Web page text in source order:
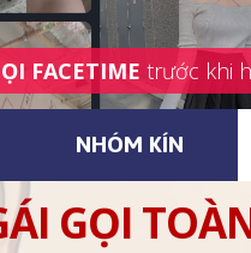
FACETIME trước khi
NHÓM KÍN
GỌI